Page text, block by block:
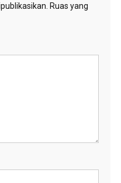
Ruas yang